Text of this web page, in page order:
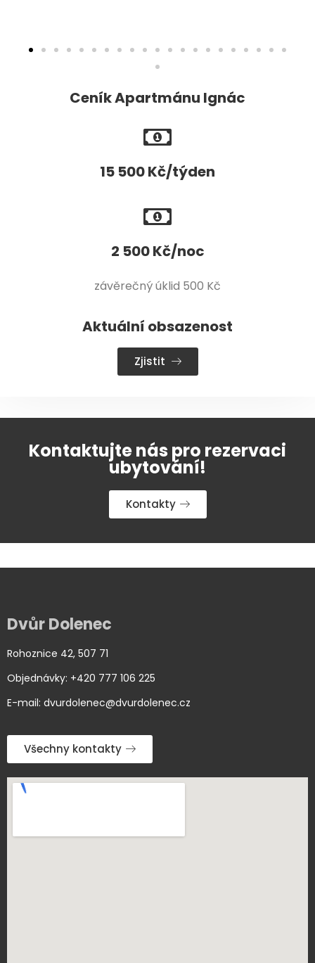
Ceník Apartmánu Ignác
15 500 Kč/týden
2 500 Kč/noc
závěrečný úklid 500 Kč
Aktuální obsazenost
Zjistit
Kontaktujte nás pro rezervaci
ubytování!
Kontakty
Dvůr Dolenec
Rohoznice 42, 507 71
Objednávky: +420 777 106 225
E-mail: dvurdolenec@dvurdolenec.cz
Všechny kontakty